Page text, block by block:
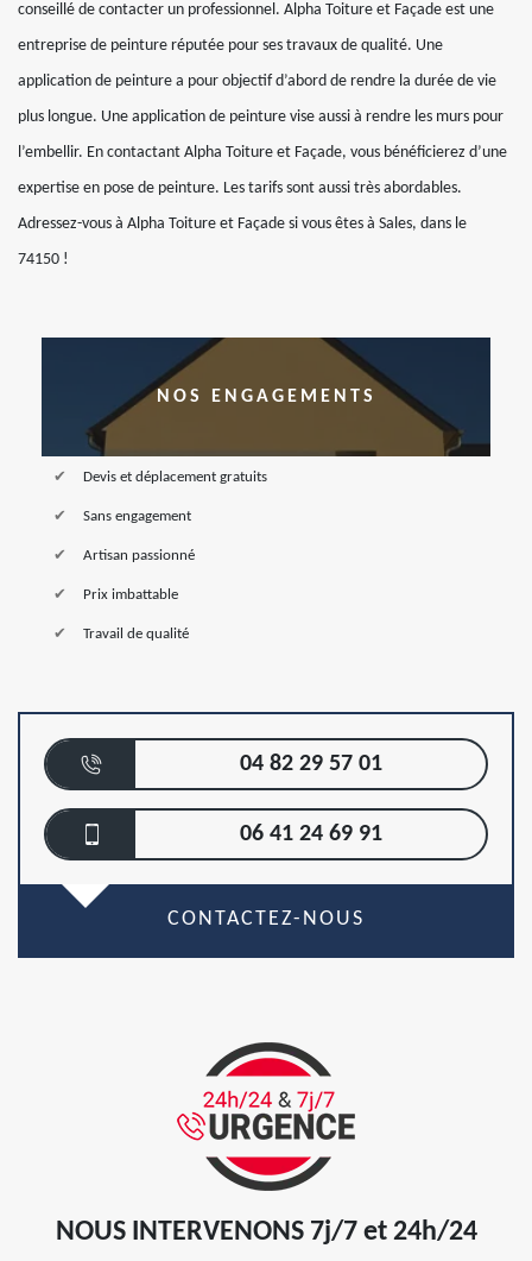
conseillé de contacter un professionnel. Alpha Toiture et Façade est une
entreprise de peinture réputée pour ses travaux de qualité. Une
application de peinture a pour objectif d’abord de rendre la durée de vie
plus longue. Une application de peinture vise aussi à rendre les murs pour
l’embellir. En contactant Alpha Toiture et Façade, vous bénéficierez d’une
expertise en pose de peinture. Les tarifs sont aussi très abordables.
Adressez-vous à Alpha Toiture et Façade si vous êtes à Sales, dans le
74150 !
NOS ENGAGEMENTS
Devis et déplacement gratuits
Sans engagement
Artisan passionné
Prix imbattable
Travail de qualité
04 82 29 57 01
06 41 24 69 91
CONTACTEZ-NOUS
NOUS INTERVENONS 7j/7 et 24h/24